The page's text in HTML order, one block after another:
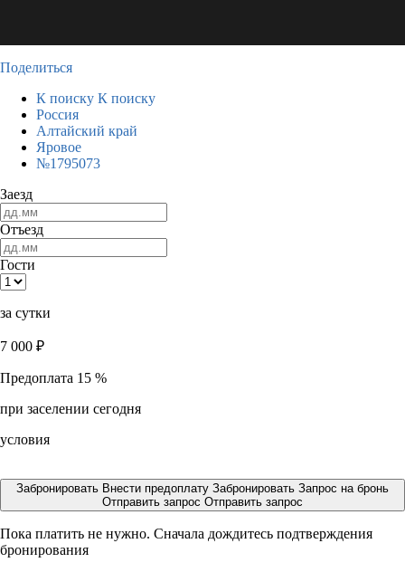
Поделиться
К поиску К поиску
Россия
Алтайский край
Яровое
№1795073
Заезд
Отъезд
Гости
за сутки
7 000 ₽
Предоплата 15 %
при заселении сегодня
условия
Забронировать Внести предоплату Забронировать Запрос на бронь
Отправить запрос Отправить запрос
Пока платить не нужно. Сначала дождитесь подтверждения
бронирования